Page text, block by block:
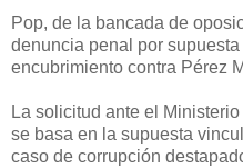
Pop, de la bancada de
denuncia penal por
encubrimiento contra Pérez
La solicitud ante el
se basa en la supuesta
caso de corrupción